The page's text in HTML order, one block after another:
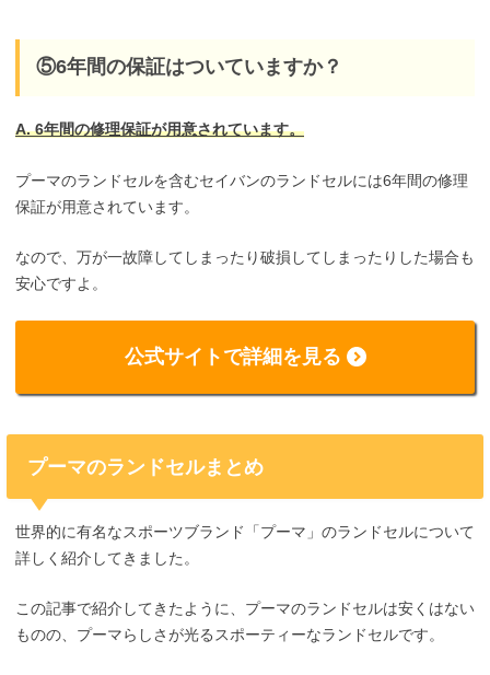
⑤6年間の保証はついていますか？
A. 6年間の修理保証が用意されています。
プーマのランドセルを含むセイバンのランドセルには6年間の修理
保証が用意されています。
なので、万が一故障してしまったり破損してしまったりした場合も
安心ですよ。
公式サイトで詳細を見る
プーマのランドセルまとめ
世界的に有名なスポーツブランド「プーマ」のランドセルについて
詳しく紹介してきました。
この記事で紹介してきたように、プーマのランドセルは安くはない
ものの、プーマらしさが光るスポーティーなランドセルです。